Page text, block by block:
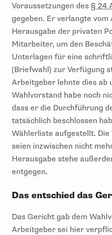
Voraussetzungen des § 24
gegeben. Er verlangte
Herausgabe der privaten
Mitarbeiter, um den
Unterlagen für eine
(Briefwahl) zur Verfügung
Arbeitgeber lehnte dies ab
Wahlvorstand habe noch
dass er die Durchführung
tatsächlich beschlossen
Wählerliste aufgestellt.
seien inzwischen nicht
Herausgabe stehe
entgegen.
Das entschied das
Das Gericht gab dem
Arbeitgeber sei hier